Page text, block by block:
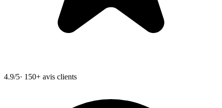
4.9/5· 150+ avis clients